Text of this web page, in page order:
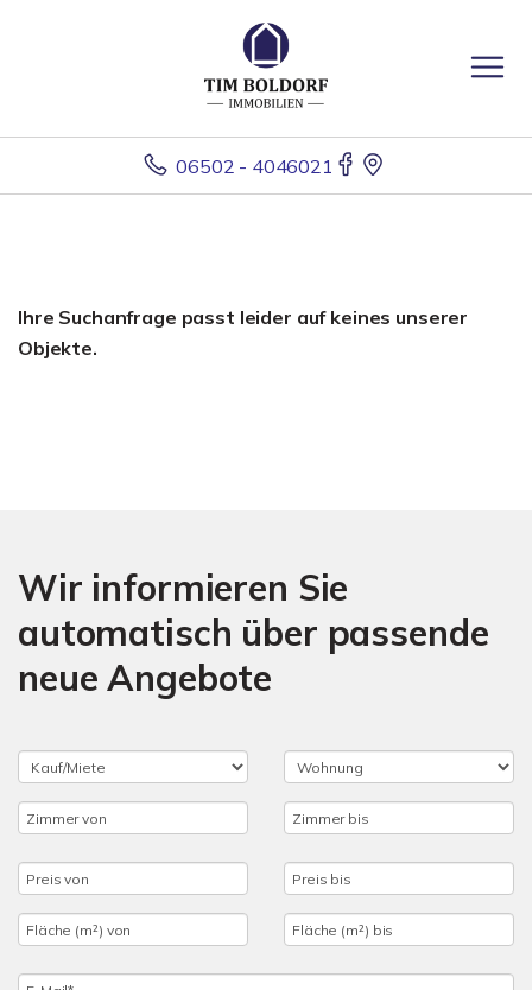
06502 - 4046021
Ihre Suchanfrage passt leider auf keines unserer
Objekte.
Wir informieren Sie
automatisch über passende
neue Angebote